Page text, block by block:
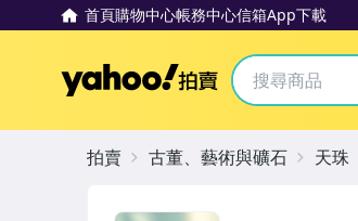
首頁購物中心帳務中心信箱App下載
Yahoo拍賣
拍賣 古董、藝術與礦石 天珠